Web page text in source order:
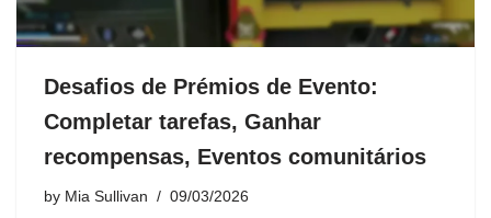
Desafios de Prémios de Evento:
Completar tarefas, Ganhar
recompensas, Eventos comunitários
by Mia Sullivan 09/03/2026